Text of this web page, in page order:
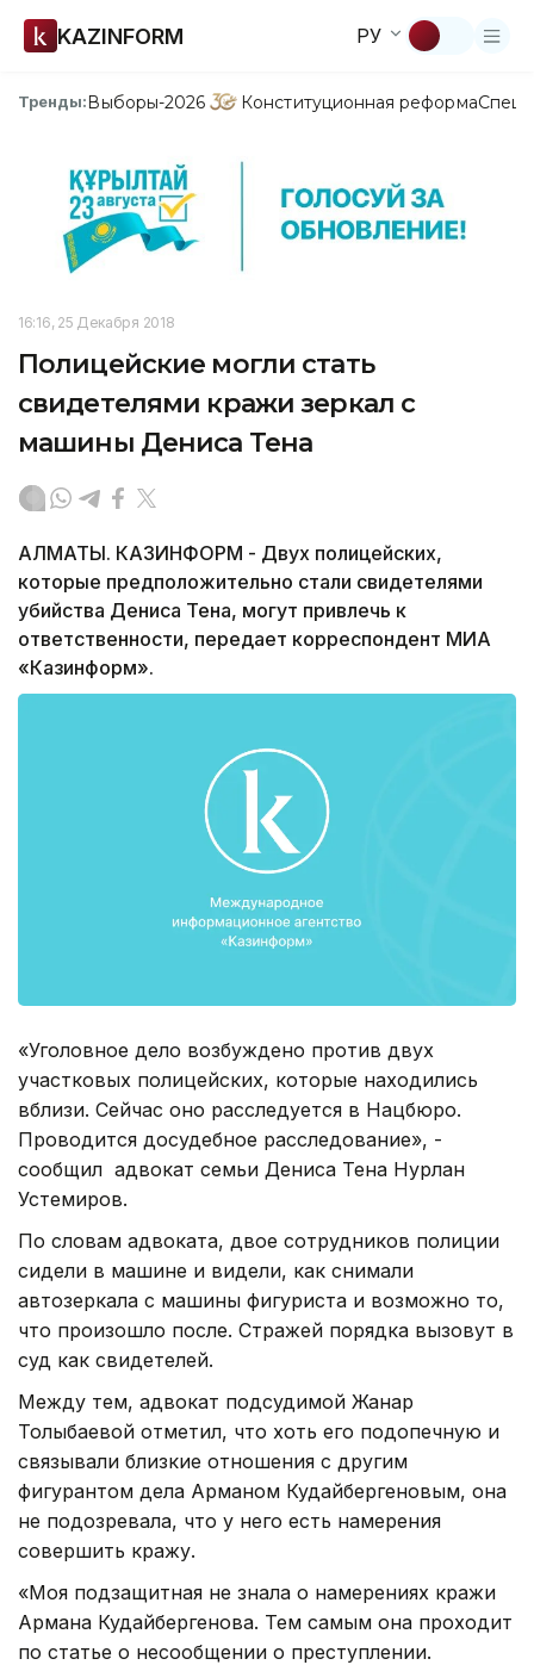
KAZINFORM РУ
Тренды:Выборы-2026 Конституционная реформа
16:16, 25 Декабря 2018
Полицейские могли стать
свидетелями кражи зеркал с
машины Дениса Тена
АЛМАТЫ. КАЗИНФОРМ - Двух полицейских,
которые предположительно стали свидетелями
убийства Дениса Тена, могут привлечь к
ответственности, передает корреспондент МИА
«Казинформ».
«Уголовное дело возбуждено против двух
участковых полицейских, которые находились
вблизи. Сейчас оно расследуется в Нацбюро.
Проводится досудебное расследование», -
сообщил адвокат семьи Дениса Тена Нурлан
Устемиров.
По словам адвоката, двое сотрудников полиции
сидели в машине и видели, как снимали
автозеркала с машины фигуриста и возможно то,
что произошло после. Стражей порядка вызовут в
суд как свидетелей.
Между тем, адвокат подсудимой Жанар
Толыбаевой отметил, что хоть его подопечную и
связывали близкие отношения с другим
фигурантом дела Арманом Кудайбергеновым, она
не подозревала, что у него есть намерения
совершить кражу.
«Моя подзащитная не знала о намерениях кражи
Армана Кудайбергенова. Тем самым она проходит
по статье о несообщении о преступлении.